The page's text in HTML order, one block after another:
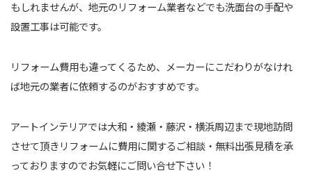
もしれませんが、地元のリフォーム業者などでも洗面台の手配や
設置工事は可能です。
リフォーム費用も違ってくるため、メーカーにこだわりがなけれ
ば地元の業者に依頼するのがおすすめです。
アートインテリアでは大和・綾瀬・藤沢・横浜周辺まで現地訪問
させて頂きリフォームに費用に関するご相談・無料出張見積を承
っておりますのでお気軽にご問い合せ下さい！